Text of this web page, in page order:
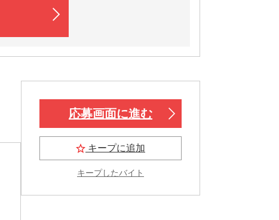
応募画面に進む
キープに追加
キープしたバイト